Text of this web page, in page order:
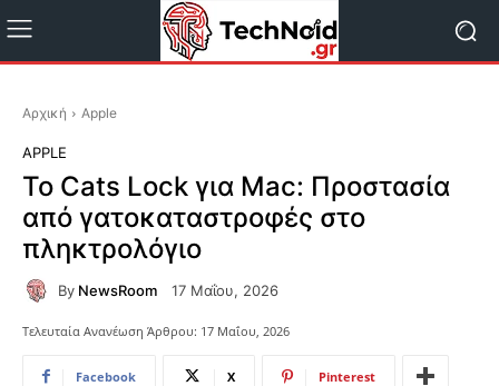
Αρχική Apple
APPLE
Το Cats Lock για Mac: Προστασία
από γατοκαταστροφές στο
πληκτρολόγιο
By NewsRoom 17 Μαΐου, 2026
Τελευταία Ανανέωση Άρθρου: 17 Μαΐου, 2026
Facebook X Pinterest